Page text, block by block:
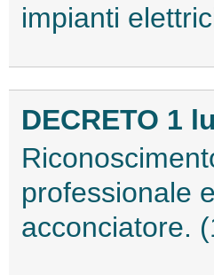
impianti
DECRETO 1
professionale
acconciatore.